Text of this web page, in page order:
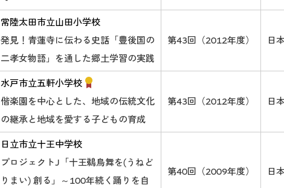
常陸太田市立山田小学校
発見！青蓮寺に伝わる史話「豊後国の
二孝女物語」を通した郷土学習の実践
第43回（2012年度） 日
水戸市立五軒小学校
偕楽園を中心とした、地域の伝統文化
の継承と地域を愛する子どもの育成
第43回（2012年度） 日
日立市立十王中学校
プロジェクトJ「十王鵜鳥舞を(うねど
りまい) 創る」～100年続く踊りを自
第40回（2009年度） 日